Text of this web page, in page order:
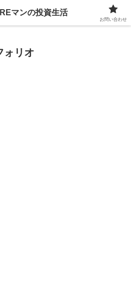
資産、株式、等々への投資について
ォリオ
マンの投資生活
お問い合わせ